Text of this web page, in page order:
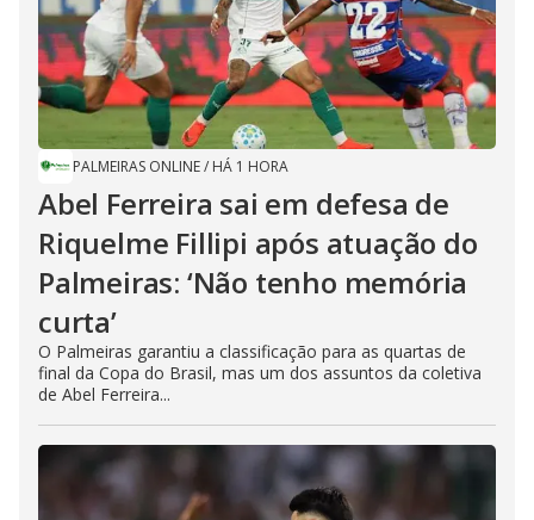
PALMEIRAS ONLINE/ HÁ 1 HORA
Abel Ferreira sai em defesa de
Riquelme Fillipi após atuação do
Palmeiras: ‘Não tenho memória
curta’
O Palmeiras garantiu a classificação para as quartas de
final da Copa do Brasil, mas um dos assuntos da coletiva
de Abel Ferreira...